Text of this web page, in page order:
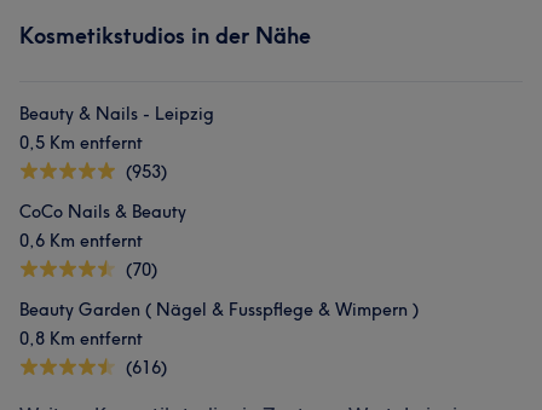
Kosmetikstudios in der Nähe
Beauty & Nails - Leipzig
0,5 Km entfernt
(953)
CoCo Nails & Beauty
0,6 Km entfernt
(70)
Beauty Garden ( Nägel & Fusspflege & Wimpern )
0,8 Km entfernt
(616)